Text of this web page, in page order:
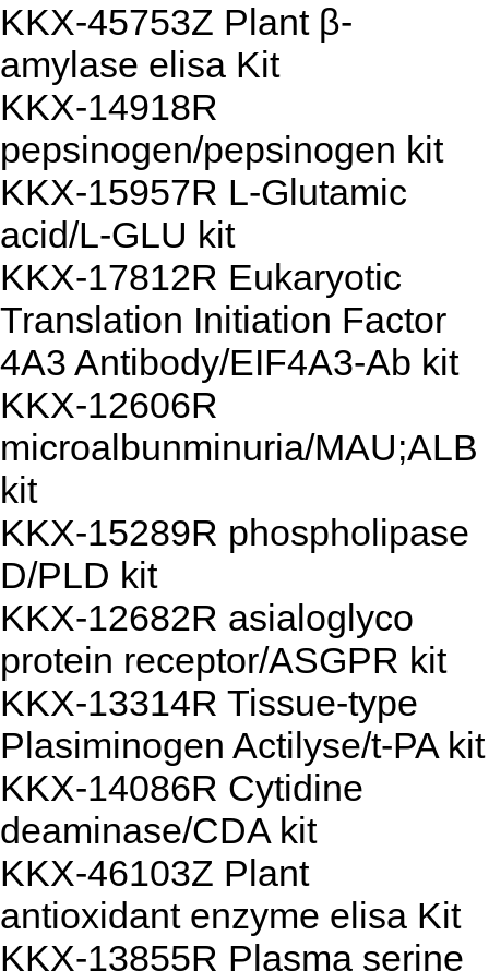
KKX-45753Z Plant β-
amylase elisa Kit
KKX-14918R
pepsinogen/pepsinogen kit
KKX-15957R L-Glutamic
acid/L-GLU kit
KKX-17812R Eukaryotic
Translation Initiation Factor
4A3 Antibody/EIF4A3-Ab kit
KKX-12606R
microalbunminuria/MAU;ALB
kit
KKX-15289R phospholipase
D/PLD kit
KKX-12682R asialoglyco
protein receptor/ASGPR kit
KKX-13314R Tissue-type
Plasiminogen Actilyse/t-PA kit
KKX-14086R Cytidine
deaminase/CDA kit
KKX-46103Z Plant
antioxidant enzyme elisa Kit
KKX-13855R Plasma serine